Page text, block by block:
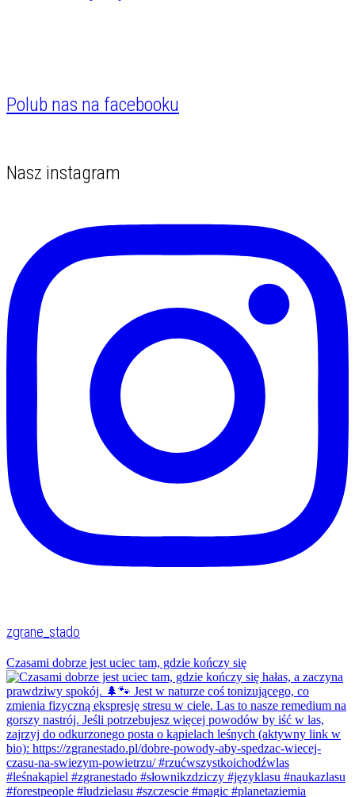
Polub nas na facebooku
Nasz instagram
zgrane_stado
Czasami dobrze jest uciec tam, gdzie kończy się